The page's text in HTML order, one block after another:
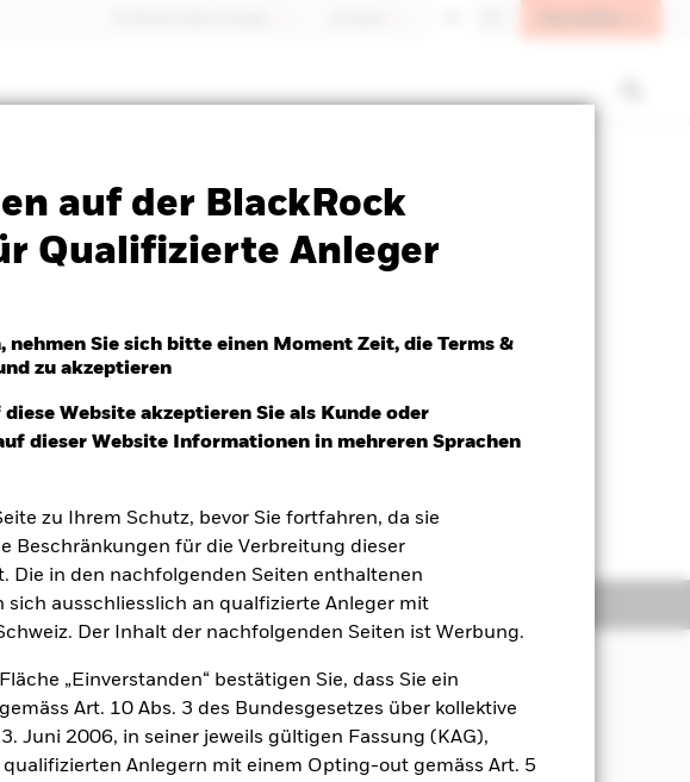
auf der BlackRock
Qualifizierte Anleger
nehmen Sie sich bitte einen Moment Zeit, die Terms &
zu akzeptieren
Website akzeptieren Sie als Kunde oder
dieser Website Informationen in mehreren Sprachen
zu Ihrem Schutz, bevor Sie fortfahren, da sie
Beschränkungen für die Verbreitung dieser
Die in den nachfolgenden Seiten enthaltenen
sich ausschliesslich an qualfizierte Anleger mit
Der Inhalt der nachfolgenden Seiten ist Werbung.
„Einverstanden“ bestätigen Sie, dass Sie ein
Art. 10 Abs. 3 des Bundesgesetzes über kollektive
Juni 2006, in seiner jeweils gültigen Fassung (KAG),
Anlegern mit einem Opting-out gemäss Art. 5
SFDR Web Disclosure Herunterladen
Positionen Unterlagen
die Erzielung positiver Renditen aus
im Einklang mit den Grundsätzen für auf Umwelt,